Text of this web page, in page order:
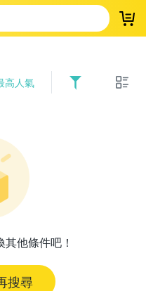
登
高人氣
他條件吧！
搜尋